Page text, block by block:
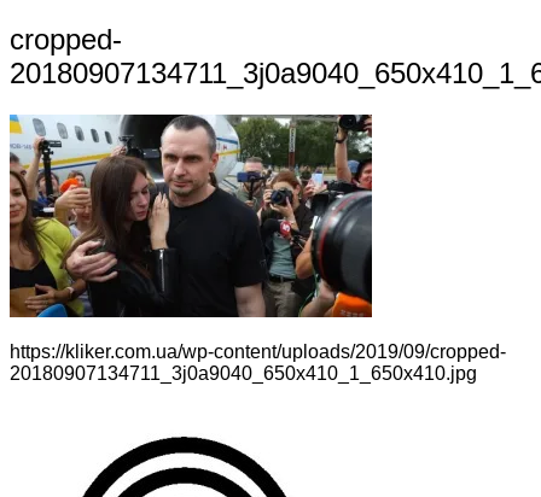
cropped-
https://kliker.com.ua/wp-content/uploads/2019/09/cropped-
20180907134711_3j0a9040_650x410_1_650x410.jpg